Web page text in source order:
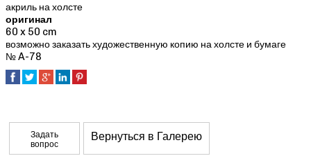
акриль на холсте
оригинал
60 x 50 cm
возможно заказать художественную копию на холсте и бумаге
№ A-78
Задать
вопрос
Вернуться в Галерею